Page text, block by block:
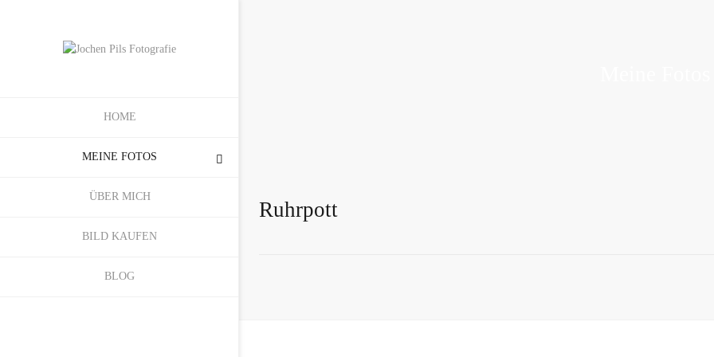
HOME
MEINE FOTOS
ÜBER MICH
BILD KAUFEN
BLOG
Ruhrpott